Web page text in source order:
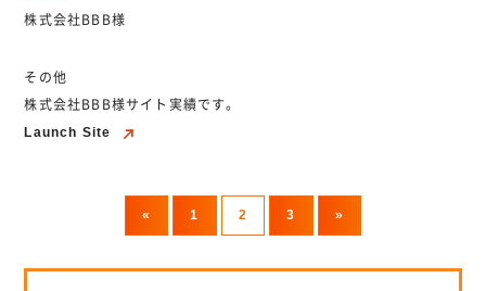
株式会社BBB様
その他
株式会社BBB様サイト実績です。
Launch Site
« 1 2 3 »